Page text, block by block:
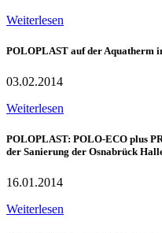
Weiterlesen
POLOPLAST auf der Aquatherm
03.02.2014
Weiterlesen
POLOPLAST: POLO-ECO plus
der Sanierung der Osnabrück
16.01.2014
Weiterlesen